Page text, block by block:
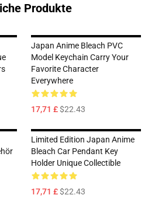
Produkte
Japan Anime Bleach PVC
Model Keychain Carry Your
Favorite Character
Everywhere
17,71 £$22.43
Limited Edition Japan Anime
Bleach Car Pendant Key
Holder Unique Collectible
17,71 £$22.43